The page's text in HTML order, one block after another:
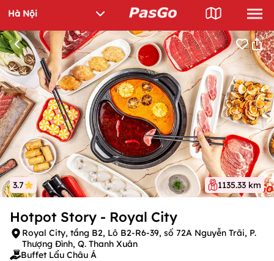
3.7 1135.33 km
Hotpot Story - Royal City
Royal City, tầng B2, Lô B2-R6-39, số 72A Nguyễn Trãi, P.
Thượng Đình, Q. Thanh Xuân
Buffet Lẩu Châu Á